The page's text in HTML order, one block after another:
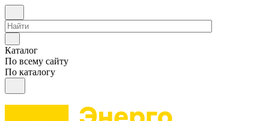
Каталог
По всему сайту
По каталогу